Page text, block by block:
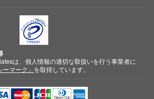
は、個人情報の適切な取扱いを行う事業者に
ーマーク」 を取得しています。